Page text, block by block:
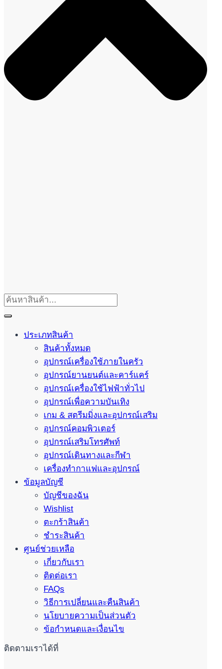
ประเภทสินค้า
สินค้าทั้งหมด
อุปกรณ์เครื่องใช้ภายในครัว
อุปกรณ์ยานยนต์และคาร์แคร์
อุปกรณ์เครื่องใช้ไฟฟ้าทั่วไป
อุปกรณ์เพื่อความบันเทิง
เกม & สตรีมมิ่งและอุปกรณ์เสริม
อุปกรณ์คอมพิวเตอร์
อุปกรณ์เสริมโทรศัพท์
อุปกรณ์เดินทางและกีฬา
เครื่องทำกาแฟและอุปกรณ์
ข้อมูลบัญชี
บัญชีของฉัน
Wishlist
ตะกร้าสินค้า
ชำระสินค้า
ศูนย์ช่วยเหลือ
เกี่ยวกับเรา
ติดต่อเรา
FAQs
วิธีการเปลี่ยนและคืนสินค้า
นโยบายความเป็นส่วนตัว
ข้อกำหนดและเงื่อนไข
ติดตามเราได้ที่